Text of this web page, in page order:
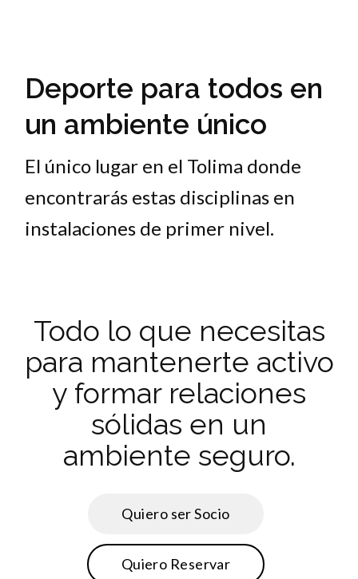
Deporte para todos en
un ambiente único
El único lugar en el Tolima donde
encontrarás estas disciplinas en
instalaciones de primer nivel.
Todo lo que necesitas
para mantenerte activo
y formar relaciones
sólidas en un
ambiente seguro.
Quiero ser Socio
Quiero Reservar